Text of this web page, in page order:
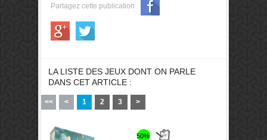
Partagez cette publication
LA LISTE DES JEUX DONT ON PARLE
DANS CET ARTICLE :
<< < 1 2 3 >
50%